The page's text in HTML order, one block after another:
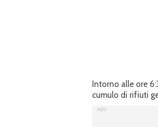
Intorno alle ore
cumulo di rifiuti